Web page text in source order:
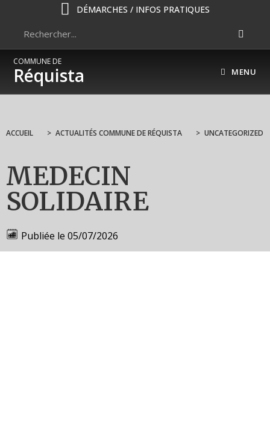
DÉMARCHES / INFOS PRATIQUES
COMMUNE DE
Réquista MENU
ACCUEIL > ACTUALITÉS COMMUNE DE RÉQUISTA > UNCATEGORIZED
MEDECIN
SOLIDAIRE
Publiée le 05/07/2026